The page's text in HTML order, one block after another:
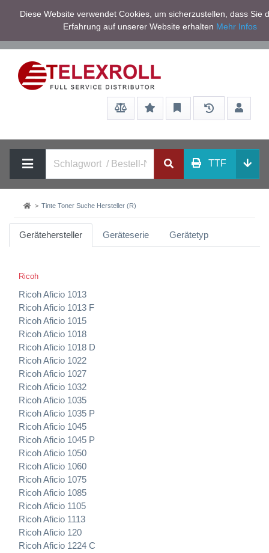
Service/Hilfe
Netto zzgl.
Mwst
TTF
Tinte Toner Suche Hersteller (R)
Gerätehersteller Geräteserie Gerätetyp
Ricoh
Ricoh Aficio 1013
Ricoh Aficio 1013 F
Ricoh Aficio 1015
Ricoh Aficio 1018
Ricoh Aficio 1018 D
Ricoh Aficio 1022
Ricoh Aficio 1027
Ricoh Aficio 1032
Ricoh Aficio 1035
Ricoh Aficio 1035 P
Ricoh Aficio 1045
Ricoh Aficio 1045 P
Ricoh Aficio 1050
Ricoh Aficio 1060
Ricoh Aficio 1075
Ricoh Aficio 1085
Ricoh Aficio 1105
Ricoh Aficio 1113
Ricoh Aficio 120
Ricoh Aficio 1224 C
Diese Website verwendet Cookies, um sicherzustellen, dass Sie
Erfahrung auf unserer Website erhalten Mehr Infos